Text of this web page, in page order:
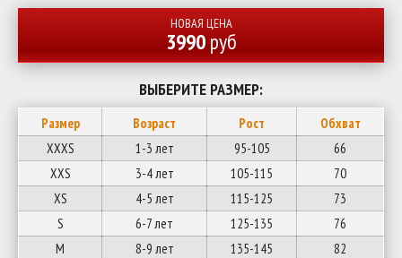
НОВАЯ ЦЕНА
3990руб
ВЫБЕРИТЕ РАЗМЕР:
Размер Возраст Рост
Обхват
XXXS
1-3 лет 95-105
66
XXS
3-4 лет 105-115
70
XS
4-5 лет 115-125
73
S
6-7 лет 125-135
76
M
8-9 лет 135-145
82